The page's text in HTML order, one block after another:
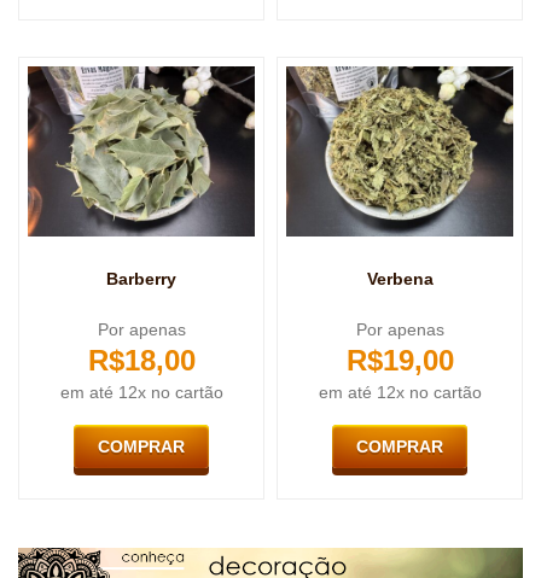
Barberry
Por apenas
R$18,00
em até 12x no cartão
COMPRAR
Verbena
Por apenas
R$19,00
em até 12x no cartão
COMPRAR